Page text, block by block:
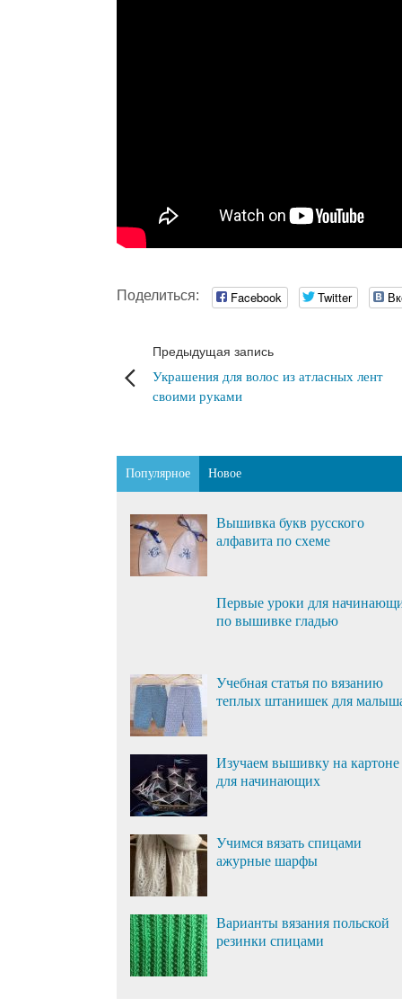
Поделиться: Facebook Twitter
Предыдущая запись
Украшения для волос из атласных лент
своими руками
Популярное Новое
Вышивка букв русского
алфавита по схеме
Первые уроки для
по вышивке гладью
Учебная статья по вязанию
теплых штанишек для
Изучаем вышивку на картоне
для начинающих
Учимся вязать спицами
ажурные шарфы
Варианты вязания польской
резинки спицами